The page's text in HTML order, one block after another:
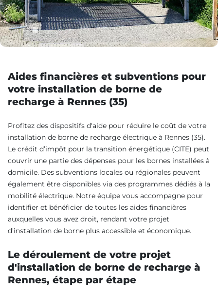
Aides financières et subventions pour
votre installation de borne de
recharge à Rennes (35)
Profitez des dispositifs d'aide pour réduire le coût de votre
installation de borne de recharge électrique à Rennes (35).
Le crédit d’impôt pour la transition énergétique (CITE) peut
couvrir une partie des dépenses pour les bornes installées à
domicile. Des subventions locales ou régionales peuvent
également être disponibles via des programmes dédiés à la
mobilité électrique. Notre équipe vous accompagne pour
identifier et bénéficier de toutes les aides financières
auxquelles vous avez droit, rendant votre projet
d'installation de borne plus accessible et économique.
Le déroulement de votre projet
d'installation de borne de recharge à
Rennes, étape par étape